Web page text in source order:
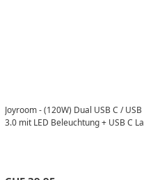
Joyroom - (120W) Dual USB C /
3.0 mit LED Beleuchtung + USB C